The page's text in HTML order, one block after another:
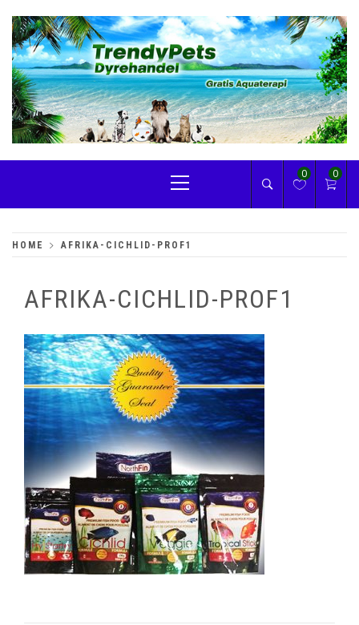
content
TRENDYPETS
Menu
0 0
HOME AFRIKA-CICHLID-PROF1
AFRIKA-CICHLID-PROF1